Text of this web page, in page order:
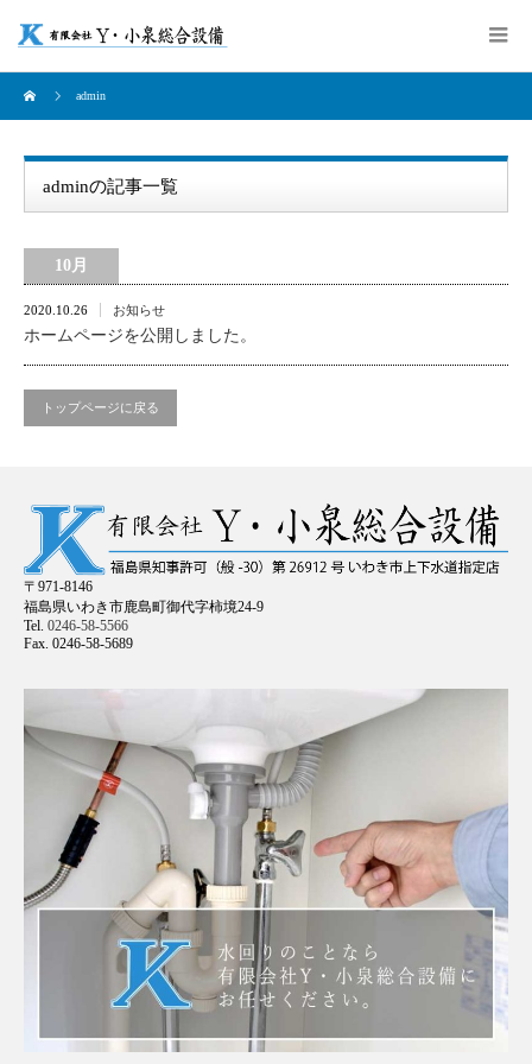
admin
adminの記事一覧
10月
2020.10.26 お知らせ
ホームページを公開しました。
トップページに戻る
〒971-8146
福島県いわき市鹿島町御代字柿境24-9
Tel. 0246-58-5566
Fax. 0246-58-5689